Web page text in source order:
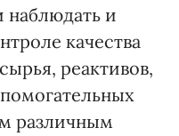
наблюдать и
качества
реактивов,
различным